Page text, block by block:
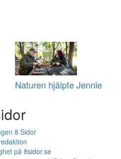
Naturen hjälpte Jennie
8 Sidor
på 8sidor.se